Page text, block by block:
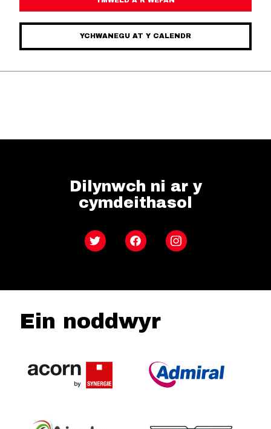
YCHWANEGU AT Y CALENDR
Dilynwch ni ar y
cymdeithasol
Twitter FacebookInstagram
Ein noddwyr